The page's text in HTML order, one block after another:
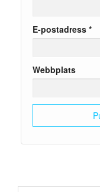
E-postadress *
Webbplats